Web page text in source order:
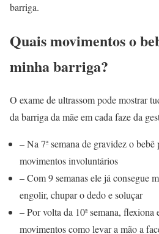
barriga.
Quais movimentos o
minha barriga?
O exame de ultrassom pode mostrar
da barriga da mãe em cada faze da
– Na 7ª semana de gravidez o
movimentos involuntários
– Com 9 semanas ele já consegue
engolir, chupar o dedo e soluçar
– Por volta da 10ª semana, flexiona
movimentos como levar a mão a